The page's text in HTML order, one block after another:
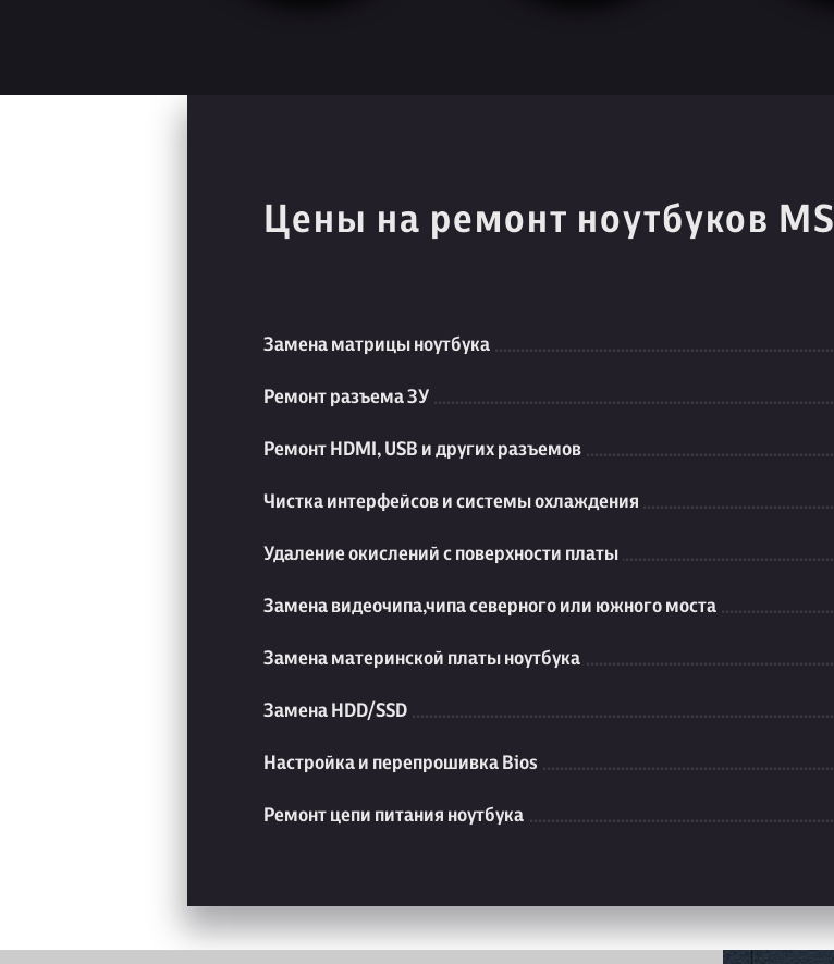
Цены на ремонт ноутбуков MSI
Замена матрицы ноутбука
Ремонт разъема ЗУ
Ремонт HDMI, USB и других разъемов
Чистка интерфейсов и системы охлаждения
Удаление окислений с поверхности платы
Замена видеочипа,чипа северного или южного моста
Замена материнской платы ноутбука
Замена HDD/SSD
Настройка и перепрошивка Bios
Ремонт цепи питания ноутбука